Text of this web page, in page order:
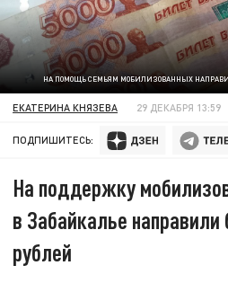
НА ПОМОЩЬ СЕМЬЯМ МОБИЛИЗОВАННЫХ
ЕКАТЕРИНА КНЯЗЕВА 29 ДЕКАБРЯ 13:59
ПОДПИШИТЕСЬ:
На поддержку
в Забайкалье
рублей